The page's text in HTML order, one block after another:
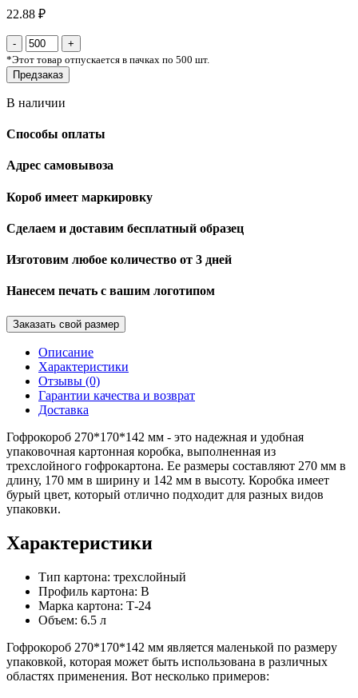
22.88 ₽
*Этот товар отпускается в пачках по 500 шт.
Предзаказ
В наличии
Способы оплаты
Адрес самовывоза
Короб имеет маркировку
Сделаем и доставим бесплатный образец
Изготовим любое количество от 3 дней
Нанесем печать с вашим логотипом
Заказать свой размер
Описание
Характеристики
Отзывы (0)
Гарантии качества и возврат
Доставка
Гофрокороб 270*170*142 мм - это надежная и удобная
упаковочная картонная коробка, выполненная из
трехслойного гофрокартона. Ее размеры составляют 270 мм в
длину, 170 мм в ширину и 142 мм в высоту. Коробка имеет
бурый цвет, который отлично подходит для разных видов
упаковки.
Характеристики
Тип картона: трехслойный
Профиль картона: В
Марка картона: Т-24
Объем: 6.5 л
Гофрокороб 270*170*142 мм является маленькой по размеру
упаковкой, которая может быть использована в различных
областях применения. Вот несколько примеров: